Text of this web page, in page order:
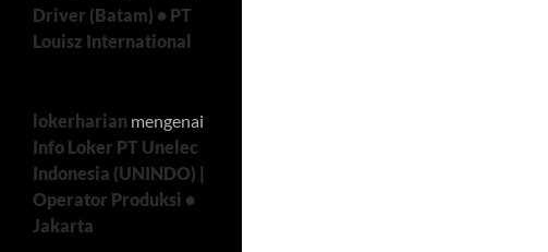
Driver (Batam) • PT
Louisz International
lokerharian mengenai
Info Loker PT Unelec
Indonesia (UNINDO) |
Operator Produksi •
Jakarta